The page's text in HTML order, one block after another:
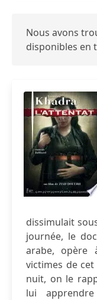
Nous avons
disponibles en
dissimulait
journée, le
arabe, opère
victimes de
nuit, on le
lui